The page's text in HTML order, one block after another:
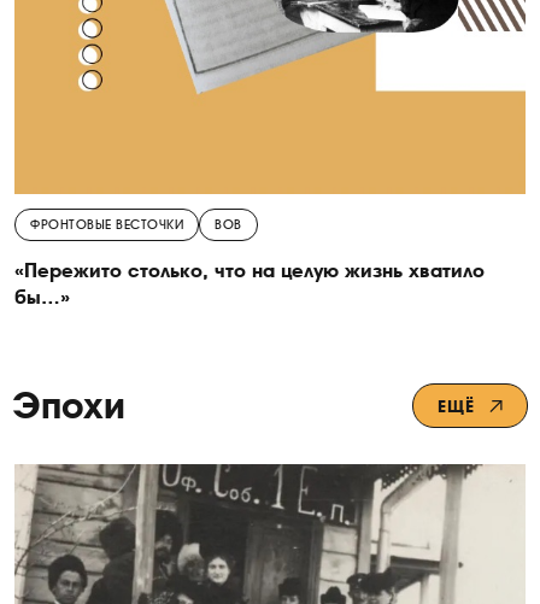
ФРОНТОВЫЕ ВЕСТОЧКИ ВОВ
«Пережито столько, что на целую жизнь хватило
бы…»
Эпохи ЕЩЁ